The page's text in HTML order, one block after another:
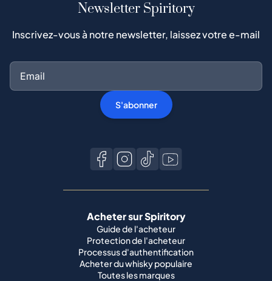
Newsletter Spiritory
Inscrivez-vous à notre newsletter, laissez votre e-mail
S'abonner
Acheter sur Spiritory
Guide de l'acheteur
Protection de l'acheteur
Processus d'authentification
Acheter du whisky populaire
Toutes les marques